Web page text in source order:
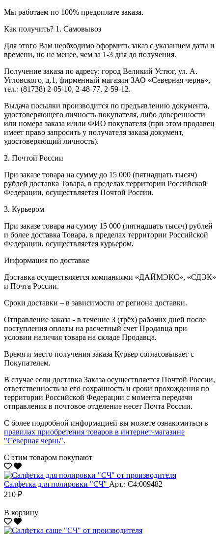
Мы работаем по 100% предоплате заказа.
Как получить? 1. Самовывоз
Для этого Вам необходимо оформить заказ с указанием даты и
времени, но не менее, чем за 1-3 дня до получения.
Получение заказа по адресу: город Великий Устюг, ул. А.
Угловского, д.1, фирменный магазин ЗАО «Северная чернь»,
тел.: (81738) 2-05-10, 2-48-77, 2-59-12.
Выдача посылки производится по предъявлению документа,
удостоверяющего личность покупателя, либо доверенности
или номера заказа и/или ФИО покупателя (при этом продавец
имеет право запросить у получателя заказа документ,
удостоверяющий личность).
2. Почтой России
При заказе товара на сумму до 15 000 (пятнадцать тысяч)
рублей доставка Товара, в пределах территории Российской
Федерации, осуществляется Почтой России.
3. Курьером
При заказе товара на сумму 15 000 (пятнадцать тысяч) рублей
и более доставка Товара, в пределах территории Российской
Федерации, осуществляется курьером.
Информация по доставке
Доставка осуществляется компаниями «ДАЙМЭКС», «СДЭК»
и Почта России.
Сроки доставки – в зависимости от региона доставки.
Отправление заказа - в течение 3 (трёх) рабочих дней после
поступления оплаты на расчетный счет Продавца при
условии наличия товара на складе Продавца.
Время и место получения заказа Курьер согласовывает с
Покупателем.
В случае если доставка Заказа осуществляется Почтой России,
ответственность за его сохранность и сроки прохождения по
территории Российской Федерации с момента передачи
отправления в почтовое отделение несет Почта России.
С более подробной информацией вы можете ознакомиться в
правилах приобретения товаров в интернет-магазине
"Северная чернь".
С этим товаром покупают
Салфетка для полировки "CЧ" Арт.: С4:009482
210 ₽
В корзину